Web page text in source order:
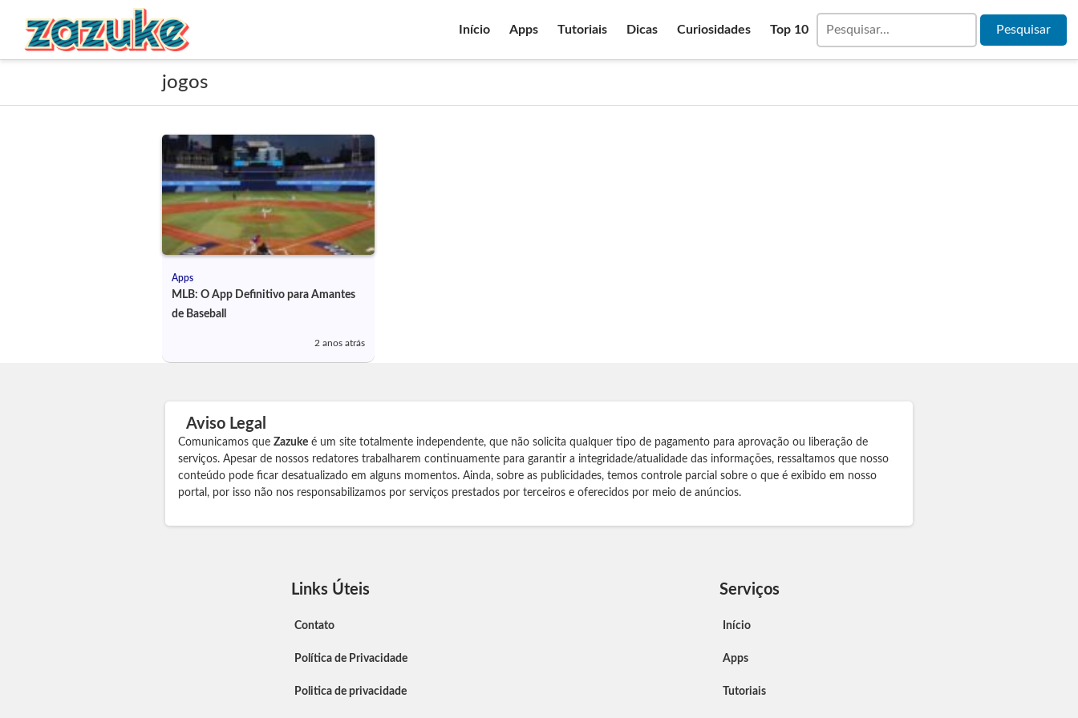
Início Apps Tutoriais Dicas Curiosidades Top 10
jogos
Apps
MLB: O App Definitivo para Amantes
de Baseball
2 anos atrás
Aviso Legal
Comunicamos que Zazuke é um site totalmente independente, que não solicita qualquer tipo de pagamento para aprovação ou liberação de
serviços. Apesar de nossos redatores trabalharem continuamente para garantir a integridade/atualidade das informações, ressaltamos que nosso
conteúdo pode ficar desatualizado em alguns momentos. Ainda, sobre as publicidades, temos controle parcial sobre o que é exibido em nosso
portal, por isso não nos responsabilizamos por serviços prestados por terceiros e oferecidos por meio de anúncios.
Links Úteis
Contato
Política de Privacidade
Politica de privacidade
Serviços
Início
Apps
Tutoriais